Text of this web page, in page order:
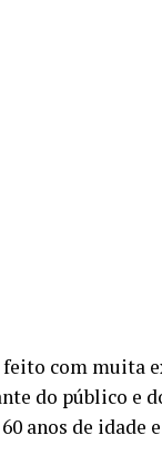
com muita
do público e
anos de idade